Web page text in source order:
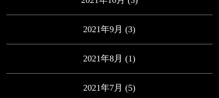
2021年9月 (3)
2021年8月 (1)
2021年7月 (5)